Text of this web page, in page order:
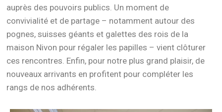
auprès des pouvoirs publics. Un moment de
convivialité et de partage – notamment autour des
pognes, suisses géants et galettes des rois de la
maison Nivon pour régaler les papilles – vient clôturer
ces rencontres. Enfin, pour notre plus grand plaisir, de
nouveaux arrivants en profitent pour compléter les
rangs de nos adhérents.